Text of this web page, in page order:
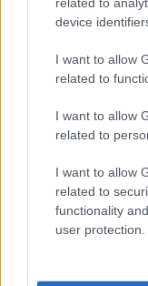
device
I want to allow
related to
I want to allow
related to
I want to allow
related to
functionality
user protection.
Pausa
Monte
Raid
la rete